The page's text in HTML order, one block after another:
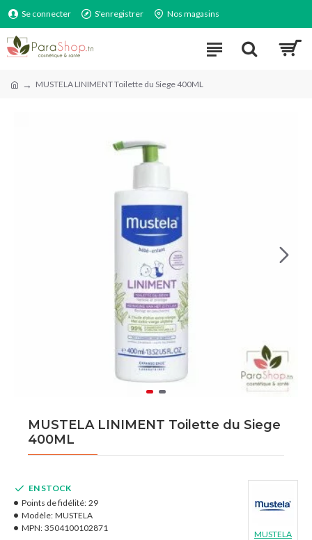
Se connecter S'enregistrer Nos magasins
MUSTELA LINIMENT Toilette du Siege 400ML
MUSTELA LINIMENT Toilette du Siege
400ML
EN STOCK
Points de fidélité: 29
Modèle: MUSTELA
MPN: 3504100102871
MUSTELA